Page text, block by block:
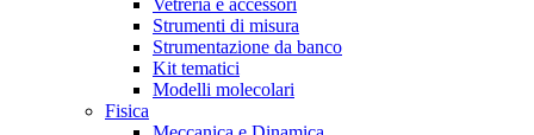
Strumenti di misura
Strumentazione da banco
Kit tematici
Modelli molecolari
Fisica